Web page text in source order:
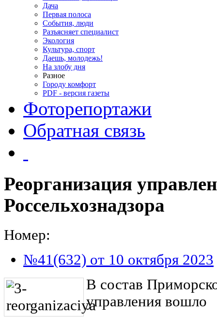
Дача
Первая полоса
События, люди
Разъясняет специалист
Экология
Культура, спорт
Даешь, молодежь!
На злобу дня
Разное
Городу комфорт
PDF - версия газеты
Фоторепортажи
Обратная связь
Реорганизация
Россельхознадзора
Номер:
№41(632) от 10 октября 2023
В состав
управления вошло